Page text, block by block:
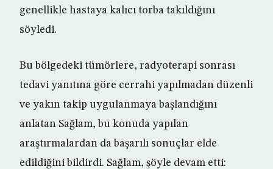
genellikle hastaya kalıcı torba takıldığını
söyledi.
Bu bölgedeki tümörlere, radyoterapi sonrası
tedavi yanıtına göre cerrahi yapılmadan düzenli
ve yakın takip uygulanmaya başlandığını
anlatan Sağlam, bu konuda yapılan
araştırmalardan da başarılı sonuçlar elde
edildiğini bildirdi. Sağlam, şöyle devam etti: